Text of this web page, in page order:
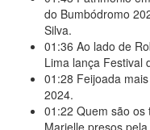
do Bumbódromo
Silva.
01:36 Ao lado de
Lima lança Festival
01:28 Feijoada
2024.
01:22 Quem são os
Marielle presos